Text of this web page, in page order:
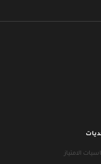
الامتياز